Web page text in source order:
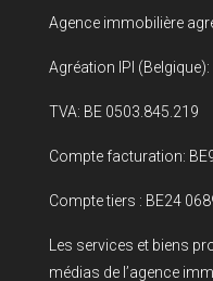
Agence immobilière
Agréation IPI
TVA: BE 0503.845.219
Compte facturation:
Compte tiers : BE24
Les services et biens
médias de l’agence